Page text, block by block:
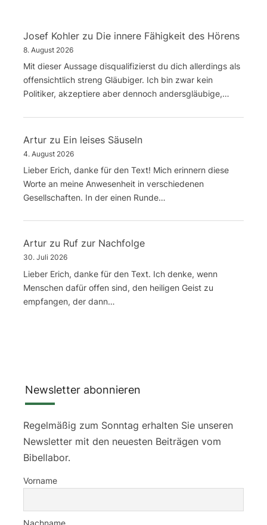
Josef Kohler zu Die innere Fähigkeit des Hörens
8. August 2026
Mit dieser Aussage disqualifizierst du dich allerdings als
offensichtlich streng Gläubiger. Ich bin zwar kein
Politiker, akzeptiere aber dennoch andersgläubige,…
Artur zu Ein leises Säuseln
4. August 2026
Lieber Erich, danke für den Text! Mich erinnern diese
Worte an meine Anwesenheit in verschiedenen
Gesellschaften. In der einen Runde…
Artur zu Ruf zur Nachfolge
30. Juli 2026
Lieber Erich, danke für den Text. Ich denke, wenn
Menschen dafür offen sind, den heiligen Geist zu
empfangen, der dann…
Newsletter abonnieren
Regelmäßig zum Sonntag erhalten Sie unseren
Newsletter mit den neuesten Beiträgen vom
Bibellabor.
Vorname
Nachname